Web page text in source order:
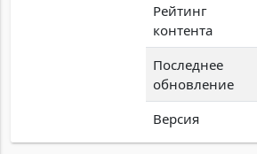
Рейтинг
контента
Последнее
обновление
Версия